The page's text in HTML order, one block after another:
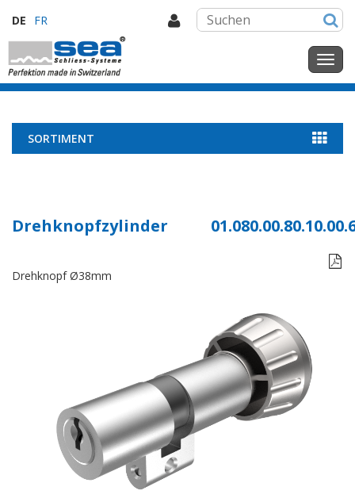
DE FR
SORTIMENT
Drehknopfzylinder

Drehknopf Ø38mm